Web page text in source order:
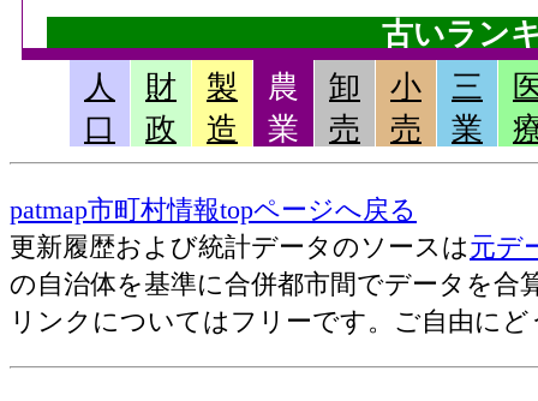
古いラン
畜産産出額・小計[千万円](2006)
果実産出額[千万円](2006)
耕種産出額・小計[千万円](2006)
農業産出額・総計[千万円](2006)
野菜産出額[千万円](2006)
売上(収入)金額[百万円](2012)
人
口
財
政
製
造
農
業
卸
売
小
売
三
業
patmap市町村情報topページへ戻る
更新履歴および統計データのソースは元デ
の自治体を基準に合併都市間でデータを合
リンクについてはフリーです。ご自由にど